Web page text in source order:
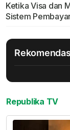
Ketika Visa dan
Sistem
Republika TV